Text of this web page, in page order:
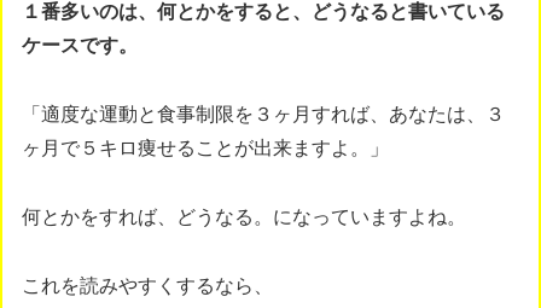
１番多いのは、何とかをすると、どうなると書いている
ケースです。
「適度な運動と食事制限を３ヶ月すれば、あなたは、３
ヶ月で５キロ痩せることが出来ますよ。」
何とかをすれば、どうなる。になっていますよね。
これを読みやすくするなら、